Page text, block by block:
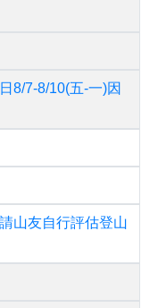
8/7-8/10(五-一)因
山友自行評估登山